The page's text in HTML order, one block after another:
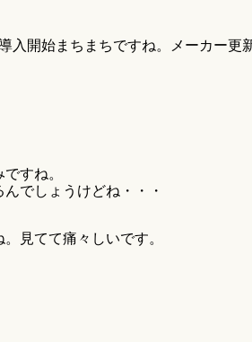
入開始まちまちですね。メーカー
すね。
でしょうけどね・・・
見てて痛々しいです。